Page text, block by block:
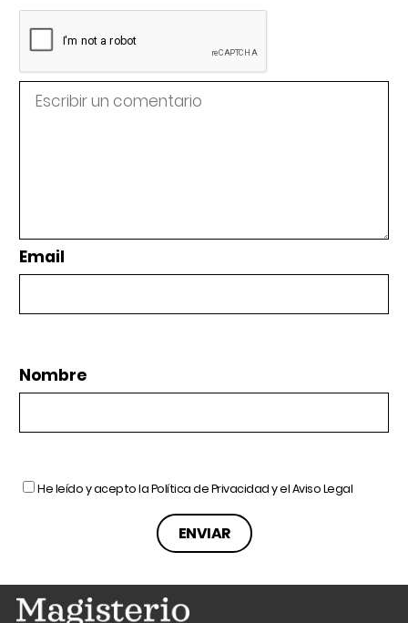
Email
Nombre
He leído y acepto laPolítica de Privacidady elAviso Legal